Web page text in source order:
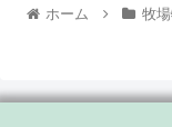
ホーム 牧